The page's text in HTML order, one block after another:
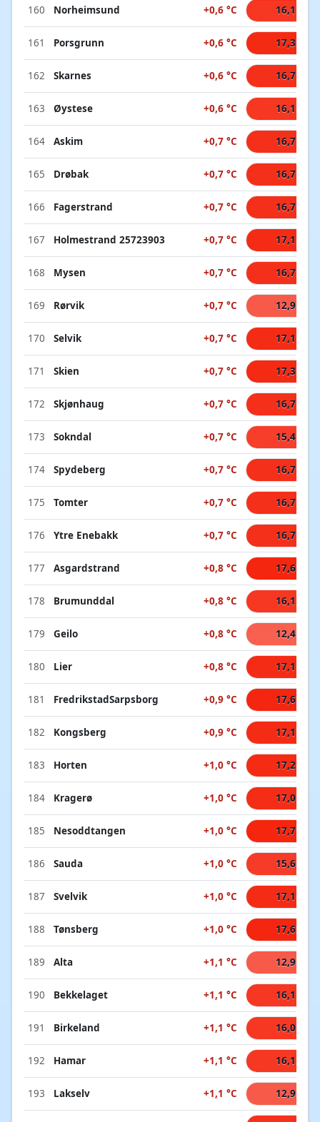
160 Norheimsund +0,6 °C 16,1 °C
161 Porsgrunn +0,6 °C 17,3 °C
162 Skarnes +0,6 °C 16,7 °C
163 Øystese +0,6 °C 16,1 °C
164 Askim +0,7 °C 16,7 °C
165 Drøbak +0,7 °C 16,7 °C
166 Fagerstrand +0,7 °C 16,7 °C
167 Holmestrand 25723903 +0,7 °C 17,1 °C
168 Mysen +0,7 °C 16,7 °C
169 Rørvik +0,7 °C 12,9 °C
170 Selvik +0,7 °C 17,1 °C
171 Skien +0,7 °C 17,3 °C
172 Skjønhaug +0,7 °C 16,7 °C
173 Sokndal +0,7 °C 15,4 °C
174 Spydeberg +0,7 °C 16,7 °C
175 Tomter +0,7 °C 16,7 °C
176 Ytre Enebakk +0,7 °C 16,7 °C
177 Asgardstrand +0,8 °C 17,6 °C
178 Brumunddal +0,8 °C 16,1 °C
179 Geilo +0,8 °C 12,4 °C
180 Lier +0,8 °C 17,1 °C
181 FredrikstadSarpsborg +0,9 °C 17,6 °C
182 Kongsberg +0,9 °C 17,1 °C
183 Horten +1,0 °C 17,2 °C
184 Kragerø +1,0 °C 17,0 °C
185 Nesoddtangen +1,0 °C 17,7 °C
186 Sauda +1,0 °C 15,6 °C
187 Svelvik +1,0 °C 17,1 °C
188 Tønsberg +1,0 °C 17,6 °C
189 Alta +1,1 °C 12,9 °C
190 Bekkelaget +1,1 °C 16,1 °C
191 Birkeland +1,1 °C 16,0 °C
192 Hamar +1,1 °C 16,1 °C
193 Lakselv +1,1 °C 12,9 °C